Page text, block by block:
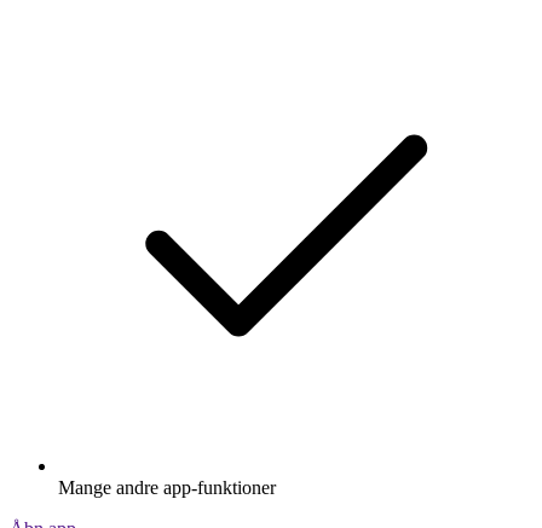
Mange andre app-funktioner